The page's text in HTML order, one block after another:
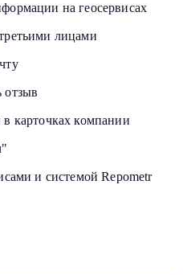
на геосервисах
лицами
отзыв
в карточках компании
и системой Repometr